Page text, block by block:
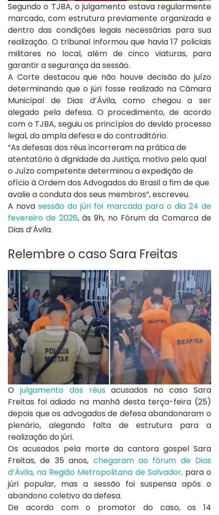
Segundo o TJBA, o julgamento estava regularmente
marcado, com estrutura previamente organizada e
dentro das condições legais necessárias para sua
realização. O tribunal informou que havia 17 policiais
militares no local, além de cinco viaturas, para
garantir a segurança da sessão.
A Corte destacou que não houve decisão do juízo
determinando que o júri fosse realizado na Câmara
Municipal de Dias d’Ávila, como chegou a ser
alegado pela defesa. O procedimento, de acordo
com o TJBA, seguiu os princípios do devido processo
legal, da ampla defesa e do contraditório.
“As defesas dos réus incorreram na prática de
atentatório à dignidade da Justiça, motivo pelo qual
o Juízo competente determinou a expedição de
ofício à Ordem dos Advogados do Brasil a fim de que
avalie a conduta dos seus membros”, escreveu.
A novasessão do júri foi marcada para o dia 24 de
fevereiro de 2026, às 9h, no Fórum da Comarca de
Dias d’Ávila.
Relembre o caso Sara Freitas
O julgamento dos réusacusados no caso Sara
Freitas foi adiado na manhã desta terça-feira (25)
depois que os advogados de defesa abandonaram o
plenário, alegando falta de estrutura para a
realização do júri.
Os acusados pela morte da cantora gospel Sara
Freitas, de 35 anos, chegaram ao fórum de Dias
d’Ávila, na Região Metropolitana de Salvador,para o
júri popular, mas a sessão foi suspensa após o
abandono coletivo da defesa.
De acordo com o promotor do caso, os 14